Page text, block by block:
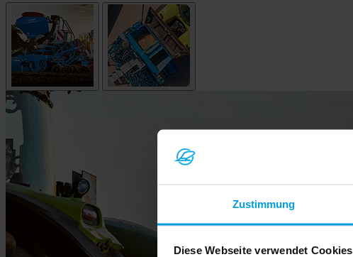
Zustimmung
Diese Webseite verwendet Cookies